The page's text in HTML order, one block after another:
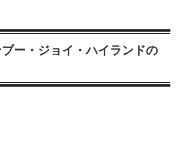
ー・ジョイ・ハイランドの